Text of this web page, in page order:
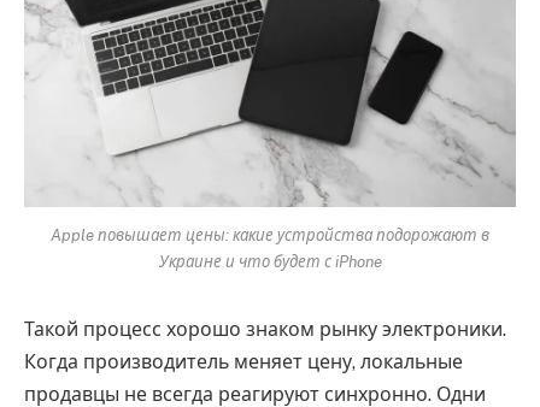
Apple повышает цены: какие устройства подорожают в
Украине и что будет с iPhone
Такой процесс хорошо знаком рынку электроники.
Когда производитель меняет цену, локальные
продавцы не всегда реагируют синхронно. Одни